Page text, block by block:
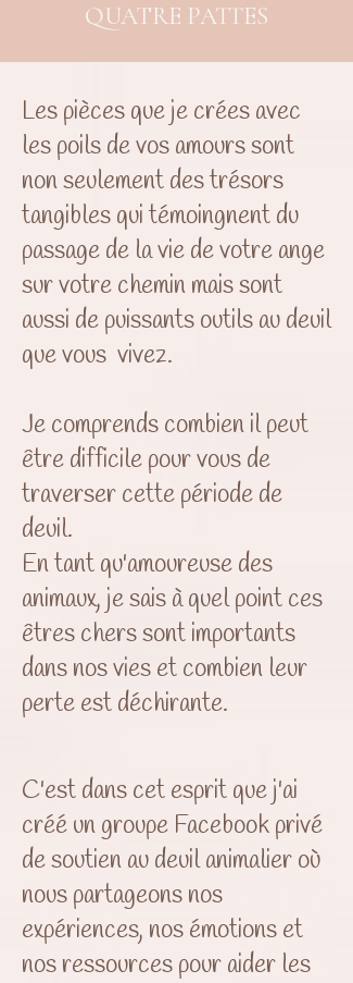
QUATRE PATTES
Les pièces que je crées avec
les poils de vos amours sont
non seulement des trésors
tangibles qui témoingnent du
passage de la vie de votre ange
sur votre chemin mais sont
aussi de puissants outils au deuil
que vous vivez.
Je comprends combien il peut
être difficile pour vous de
traverser cette période de
deuil.
En tant qu'amoureuse des
animaux, je sais à quel point ces
êtres chers sont importants
dans nos vies et combien leur
perte est déchirante.
C'est dans cet esprit que j'ai
créé un groupe Facebook privé
de soutien au deuil animalier où
nous partageons nos
expériences, nos émotions et
nos ressources pour aider les